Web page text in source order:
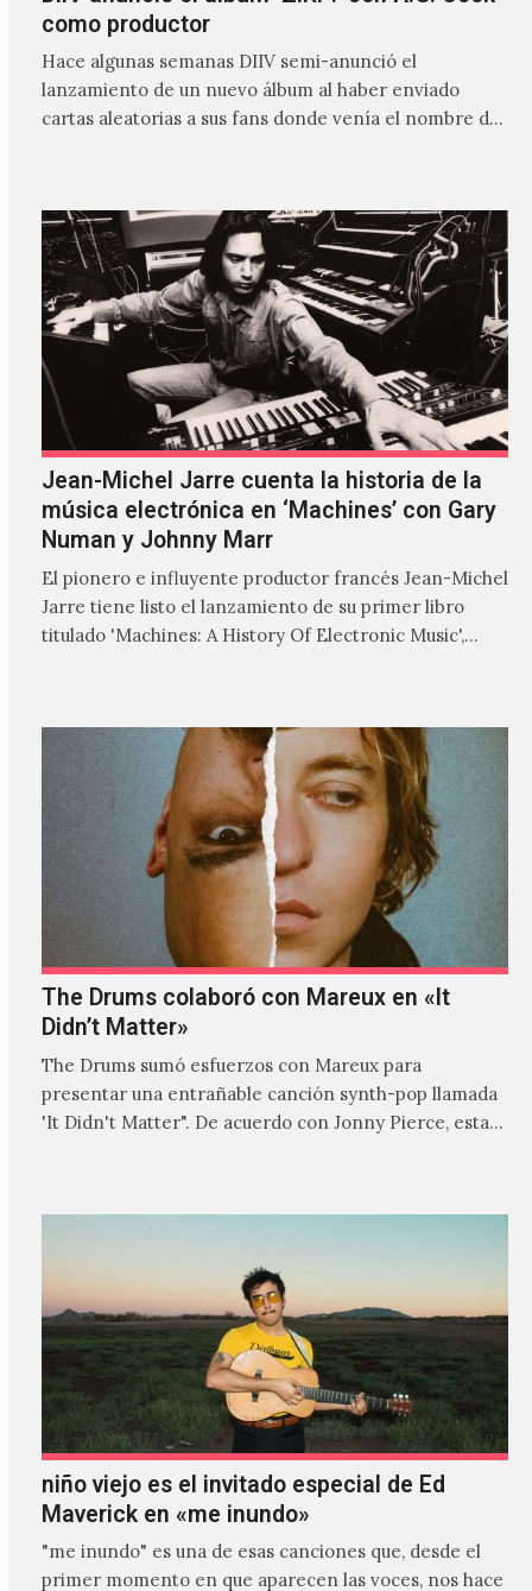
como productor
Hace algunas semanas DIIV semi-anunció el
lanzamiento de un nuevo álbum al haber enviado
cartas aleatorias a sus fans donde venía el nombre de
Jean-Michel Jarre cuenta la historia de la
música electrónica en ‘Machines’ con Gary
Numan y Johnny Marr
El pionero e influyente productor francés Jean-Michel
Jarre tiene listo el lanzamiento de su primer libro
titulado 'Machines: A History Of Electronic Music',
The Drums colaboró con Mareux en «It
Didn’t Matter»
The Drums sumó esfuerzos con Mareux para
presentar una entrañable canción synth-pop llamada
'It Didn't Matter". De acuerdo con Jonny Pierce, esta
niño viejo es el invitado especial de Ed
Maverick en «me inundo»
"me inundo" es una de esas canciones que, desde el
primer momento en que aparecen las voces, nos hace